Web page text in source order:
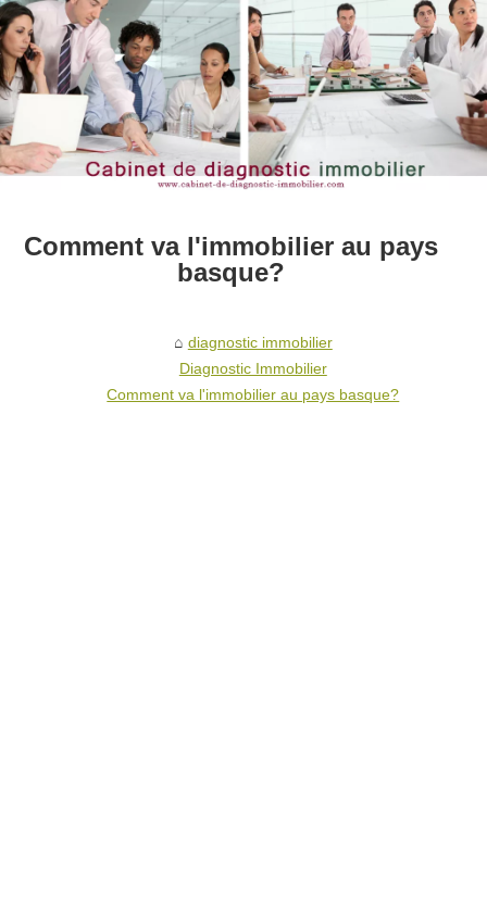
Comment va l'immobilier au pays
basque?
diagnostic immobilier
Diagnostic Immobilier
Comment va l'immobilier au pays basque?